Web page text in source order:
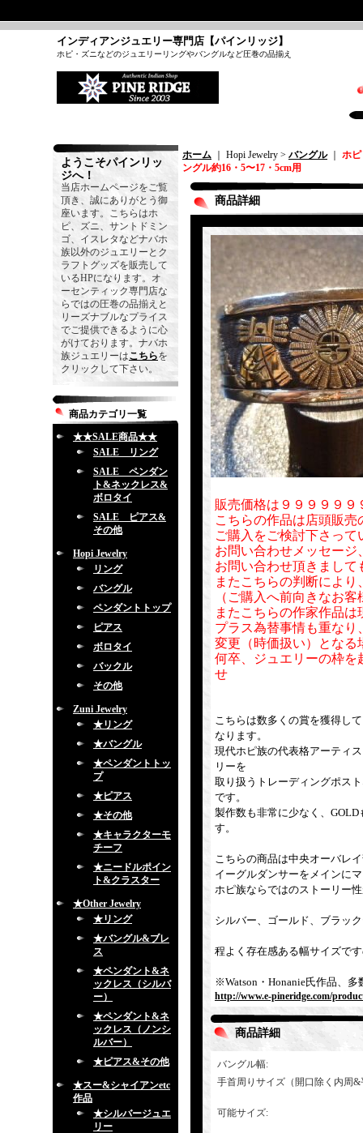
インディアンジュエリー専門店【パインリッジ】
ホピ・ズニなどのジュエリーリングやバングルなど圧巻の品揃え
ようこそパインリッ
ジへ！
当店ホームページをご覧
頂き、誠にありがとう御
座います。こちらはホ
ピ、ズニ、サントドミン
ゴ、イスレタなどナバホ
族以外のジュエリーとク
ラフトグッズを販売して
いるHPになります。オ
ーセンティック専門店な
らではの圧巻の品揃えと
リーズナブルなプライス
でご提供できるように心
がけております。ナバホ
族ジュエリーはこちらを
クリックして下さい。
商品カテゴリ一覧
★★SALE商品★★
SALE リング
SALE ペンダン
ト&ネックレス&
ボロタイ
SALE ピアス&
その他
Hopi Jewelry
リング
バングル
ペンダントトップ
ピアス
ボロタイ
バックル
その他
Zuni Jewelry
★リング
★バングル
★ペンダントトッ
プ
★ピアス
★その他
★キャラクターモ
チーフ
★ニードルポイン
ト&クラスター
★Other Jewelry
★リング
★バングル&ブレ
ス
★ペンダント&ネ
ックレス（シルバ
ー）
★ペンダント&ネ
ックレス（ノンシ
ルバー）
★ピアス&その他
★スー&シャイアンetc
作品
★シルバージュエ
リー
ホーム ｜ Hopi Jewelry > バングル｜ ホ
ングル約16・5〜17・5cm用
商品詳細
販売価格は９９９９９
こちらの作品は店頭販
ご購入をご検討下さっ
お問い合わせメッセー
お問い合わせ頂きまし
またこちらの判断によ
（ご購入へ前向きなお
またこちらの作家作品
プラス為替事情も重な
変更（時価扱い）となる
何卒、ジュエリーの枠を
せ
こちらは数多くの賞を獲得し
なります。
現代ホピ族の代表格アーティ
リーを
取り扱うトレーディングポス
です。
製作数も非常に少なく、
す。
こちらの商品は中央オーバレ
イーグルダンサーをメインに
ホピ族ならではのストーリー
シルバー、ゴールド、ブラッ
程よく存在感ある幅サイズで
※Watson・Honanie氏作品、
http://www.e-pineridge.com/
商品詳細
バングル幅:
手首周りサイズ（開口除く内周&
可能サイズ: